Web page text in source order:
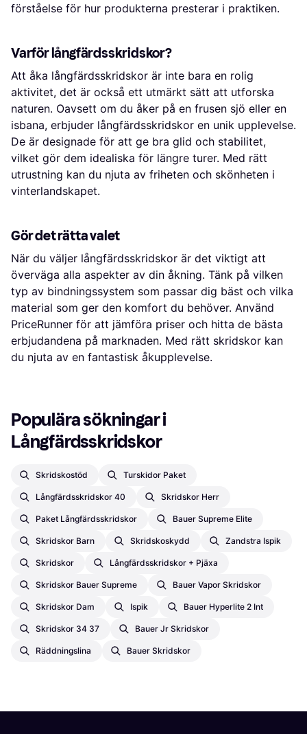
förståelse för hur produkterna presterar i praktiken.
Varför långfärdsskridskor?
Att åka långfärdsskridskor är inte bara en rolig
aktivitet, det är också ett utmärkt sätt att utforska
naturen. Oavsett om du åker på en frusen sjö eller en
isbana, erbjuder långfärdsskridskor en unik upplevelse.
De är designade för att ge bra glid och stabilitet,
vilket gör dem idealiska för längre turer. Med rätt
utrustning kan du njuta av friheten och skönheten i
vinterlandskapet.
Gör det rätta valet
När du väljer långfärdsskridskor är det viktigt att
överväga alla aspekter av din åkning. Tänk på vilken
typ av bindningssystem som passar dig bäst och vilka
material som ger den komfort du behöver. Använd
PriceRunner för att jämföra priser och hitta de bästa
erbjudandena på marknaden. Med rätt skridskor kan
du njuta av en fantastisk åkupplevelse.
Populära sökningar i
Långfärdsskridskor
Skridskostöd Turskidor Paket
Långfärdsskridskor 40 Skridskor Herr
Paket Långfärdsskridskor Bauer Supreme Elite
Skridskor Barn Skridskoskydd Zandstra Ispik
Skridskor Långfärdsskridskor + Pjäxa
Skridskor Bauer Supreme Bauer Vapor Skridskor
Skridskor Dam Ispik Bauer Hyperlite 2 Int
Skridskor 34 37 Bauer Jr Skridskor
Räddningslina Bauer Skridskor